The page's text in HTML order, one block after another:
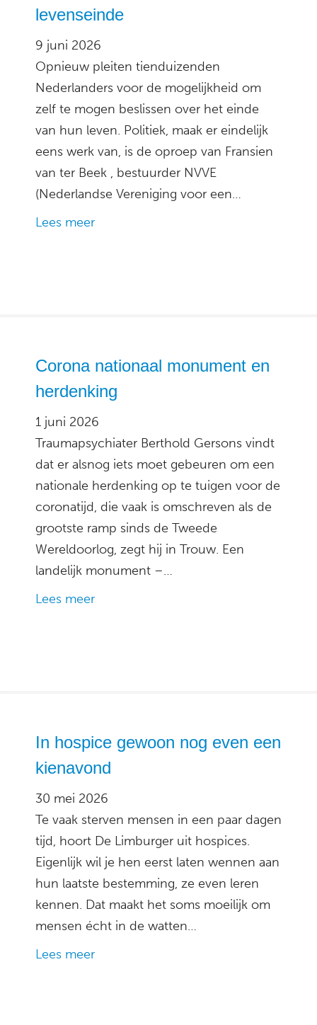
levenseinde
9 juni 2026
Opnieuw pleiten tienduizenden
Nederlanders voor de mogelijkheid om
zelf te mogen beslissen over het einde
van hun leven. Politiek, maak er eindelijk
eens werk van, is de oproep van Fransien
van ter Beek , bestuurder NVVE
(Nederlandse Vereniging voor een…
Lees meer
Corona nationaal monument en
herdenking
1 juni 2026
Traumapsychiater Berthold Gersons vindt
dat er alsnog iets moet gebeuren om een
nationale herdenking op te tuigen voor de
coronatijd, die vaak is omschreven als de
grootste ramp sinds de Tweede
Wereldoorlog, zegt hij in Trouw. Een
landelijk monument –…
Lees meer
In hospice gewoon nog even een
kienavond
30 mei 2026
Te vaak sterven mensen in een paar dagen
tijd, hoort De Limburger uit hospices.
Eigenlijk wil je hen eerst laten wennen aan
hun laatste bestemming, ze even leren
kennen. Dat maakt het soms moeilijk om
mensen écht in de watten…
Lees meer